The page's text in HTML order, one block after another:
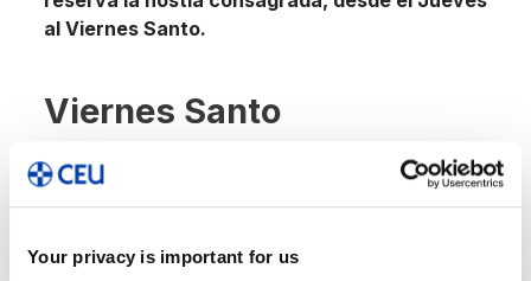
Your privacy is important for us
al Viernes Santo.
Viernes Santo
El viernes antes de Pascua es un día de luto, ya
que se recuerda el viacrucis de Jesucristo.
nosotros.